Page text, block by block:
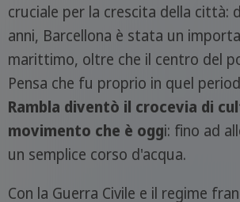
cruciale per la crescita della città:
anni, Barcellona è stata un
marittimo, oltre che il centro del
Pensa che fu proprio in quel
Rambla diventò il crocevia di
movimento che è oggi: fino ad
un semplice corso d'acqua.
Con la Guerra Civile e il regime